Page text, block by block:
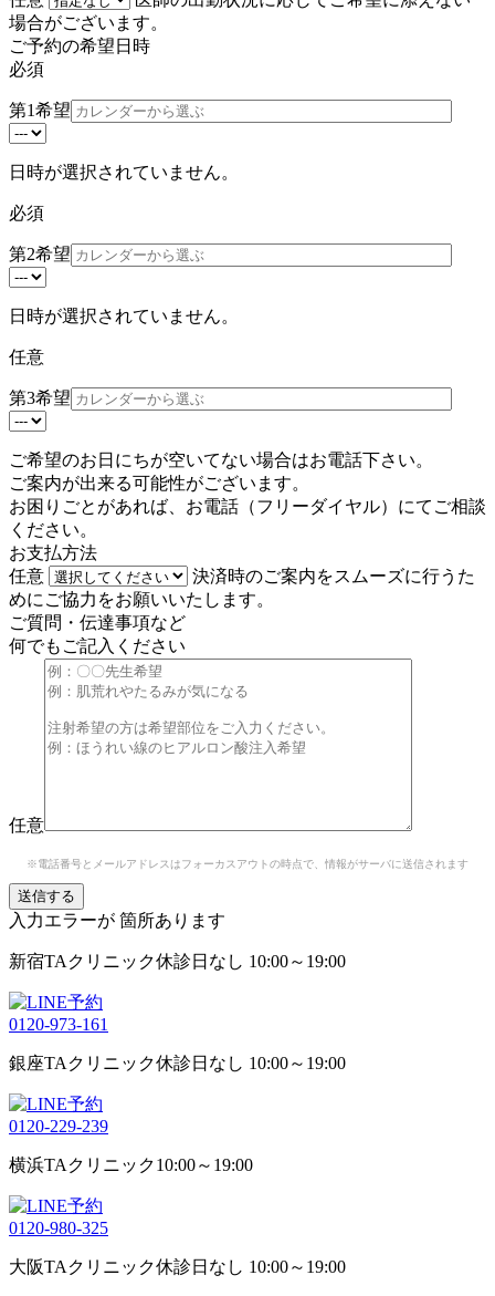
場合がございます。
ご予約の希望日時
必須
第1希望
日時が選択されていません。
必須
第2希望
日時が選択されていません。
任意
第3希望
ご希望のお日にちが空いてない場合はお電話下さい。
ご案内が出来る可能性がございます。
お困りごとがあれば、お電話（フリーダイヤル）にてご相談
ください。
お支払方法
任意
決済時のご案内をスムーズに行うた
めにご協力をお願いいたします。
ご質問・伝達事項など
何でもご記入ください
任意
※電話番号とメールアドレスはフォーカスアウトの時点で、情報がサーバに送信されます
入力エラーが 箇所あります
新宿TAクリニック休診日なし 10:00～19:00
0120-973-161
銀座TAクリニック休診日なし 10:00～19:00
0120-229-239
横浜TAクリニック10:00～19:00
0120-980-325
大阪TAクリニック休診日なし 10:00～19:00